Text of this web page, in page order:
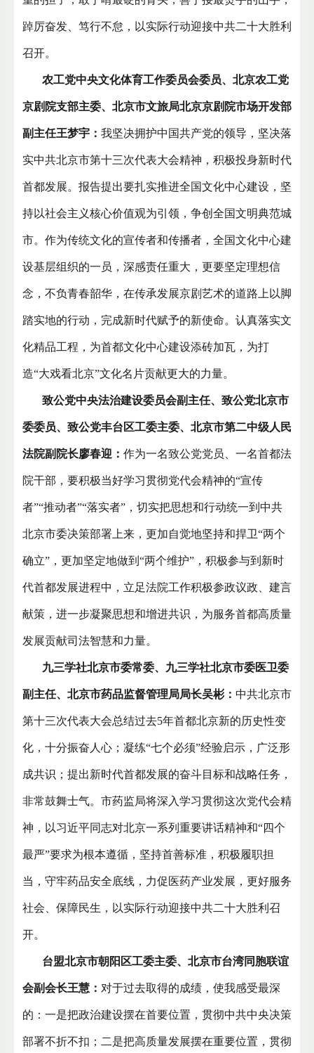
踔厉奋发、笃行不怠，以实际行动迎接中共二十大胜利
召开。
农工党中央文化体育工作委员会委员、北京农工党
京剧院支部主委、北京市文旅局北京京剧院市场开发部
副主任王梦宇： 我坚决拥护中国共产党的领导，坚决落
实中共北京市第十三次代表大会精神，积极投身新时代
首都发展。报告提出要扎实推进全国文化中心建设，坚
持以社会主义核心价值观为引领，争创全国文明典范城
市。作为传统文化的宣传者和传播者，全国文化中心建
设基层组织的一员，深感责任重大，更要坚定理想信
念，不负青春韶华，在传承发展京剧艺术的道路上以脚
踏实地的行动，完成新时代赋予的新使命。认真落实文
化精品工程，为首都文化中心建设添砖加瓦，为打
造“大戏看北京”文化名片贡献更大的力量。
致公党中央法治建设委员会副主任、致公党北京市
委委员、致公党丰台区工委主委、北京市第二中级人民
法院副院长廖春迎： 作为一名致公党党员、一名首都法
院干部，要积极当好学习贯彻党代会精神的“宣传
者”“推动者”“落实者”，切实把思想和行动统一到中共
北京市委决策部署上来，更加自觉地坚持和捍卫“两个
确立”，更加坚定地做到“两个维护”，积极参与到新时
代首都发展进程中，立足法院工作积极参政议政、建言
献策，进一步凝聚思想和增进共识，为服务首都高质量
发展贡献司法智慧和力量。
九三学社北京市委常委、九三学社北京市委医卫委
副主任、北京市药品监督管理局局长吴彬： 中共北京市
第十三次代表大会总结过去5年首都北京新的历史性变
化，十分振奋人心；凝练“七个必须”经验启示，广泛形
成共识；提出新时代首都发展的奋斗目标和战略任务，
非常鼓舞士气。市药监局将深入学习贯彻这次党代会精
神，以习近平同志对北京一系列重要讲话精神和“四个
最严”要求为根本遵循，坚持首善标准，积极履职担
当，守牢药品安全底线，力促医药产业发展，更好服务
社会、保障民生，以实际行动迎接中共二十大胜利召
开。
台盟北京市朝阳区工委主委、北京市台湾同胞联谊
会副会长王慧： 对于过去取得的成绩，使我感受最深
的：一是把政治建设摆在首要位置，贯彻中共中央决策
部署不折不扣；二是把高质量发展摆在重要位置，贯彻